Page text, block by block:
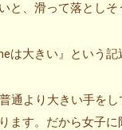
と、滑って落としそ
は大きい』という
通より大きい手を
ます。だから女子